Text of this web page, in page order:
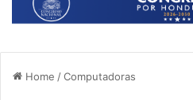
Home /Computadoras